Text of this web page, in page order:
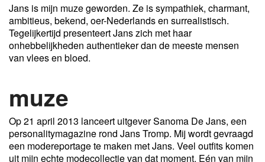
Jans is mijn muze geworden. Ze is sympathiek, charmant,
ambitieus, bekend, oer-Nederlands en surrealistisch.
Tegelijkertijd presenteert Jans zich met haar
onhebbelijkheden authentieker dan de meeste mensen
van vlees en bloed.
muze
Op 21 april 2013 lanceert uitgever Sanoma De Jans, een
personalitymagazine rond Jans Tromp. Mij wordt gevraagd
een modereportage te maken met Jans. Veel outfits komen
uit mijn echte modecollectie van dat moment. Eén van mijn